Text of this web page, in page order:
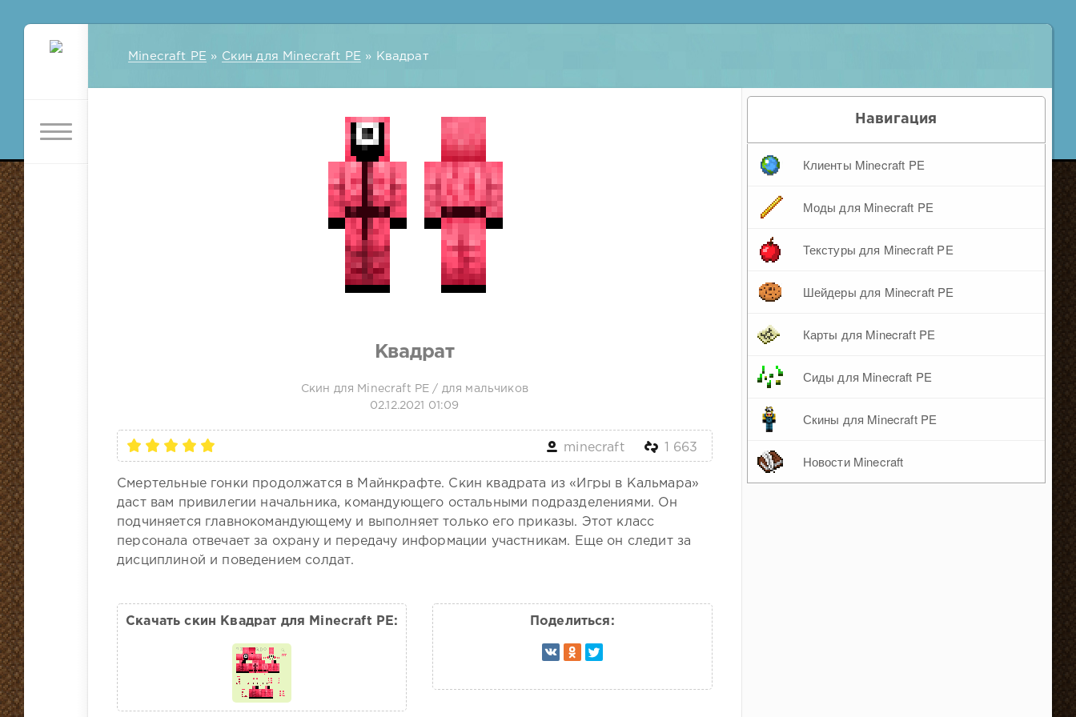
Minecraft PE » Скин для Minecraft PE » Квадрат
Квадрат
Скин для Minecraft PE / для мальчиков
02.12.2021 01:09
minecraft 1 663
Смертельные гонки продолжатся в Майнкрафте. Скин квадрата из «Игры в Кальмара»
даст вам привилегии начальника, командующего остальными подразделениями. Он
подчиняется главнокомандующему и выполняет только его приказы. Этот класс
персонала отвечает за охрану и передачу информации участникам. Еще он следит за
дисциплиной и поведением солдат.
Скачать скин Квадрат для Minecraft PE: Поделиться:
Навигация
Клиенты Minecraft PE
Моды для Minecraft PE
Текстуры для Minecraft PE
Шейдеры для Minecraft PE
Карты для Minecraft PE
Сиды для Minecraft PE
Скины для Minecraft PE
Новости Minecraft